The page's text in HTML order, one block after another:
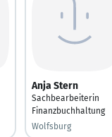
Anja Stern
Sachbearbeiterin
Finanzbuchhaltung
Wolfsburg